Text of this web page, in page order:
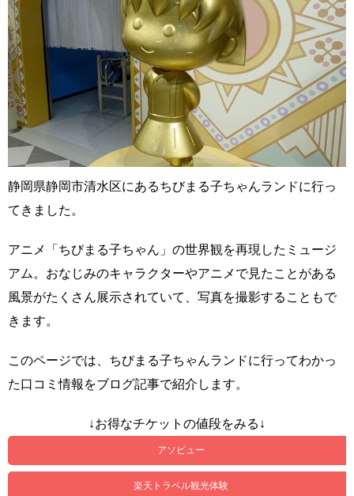
静岡県静岡市清水区にあるちびまる子ちゃんランドに行っ
てきました。
アニメ「ちびまる子ちゃん」の世界観を再現したミュージ
アム。おなじみのキャラクターやアニメで見たことがある
風景がたくさん展示されていて、写真を撮影することもで
きます。
このページでは、ちびまる子ちゃんランドに行ってわかっ
た口コミ情報をブログ記事で紹介します。
↓お得なチケットの値段をみる↓
アソビュー
楽天トラベル観光体験